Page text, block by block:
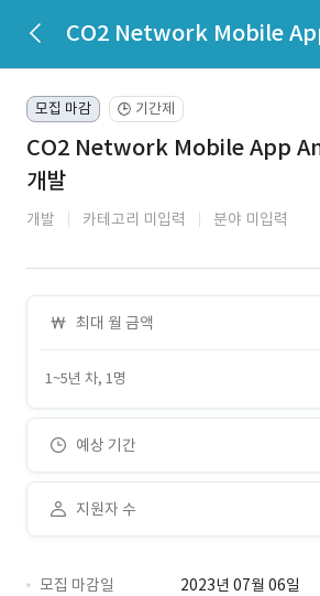
모집 마감 🕒 기간제
CO2 Network Mobile App
개발
개발 카테고리 미입력 분야 미입력
최대 월 금액
1~5년 차, 1명
예상 기간
지원자 수
모집 마감일
2023년 07월 06일